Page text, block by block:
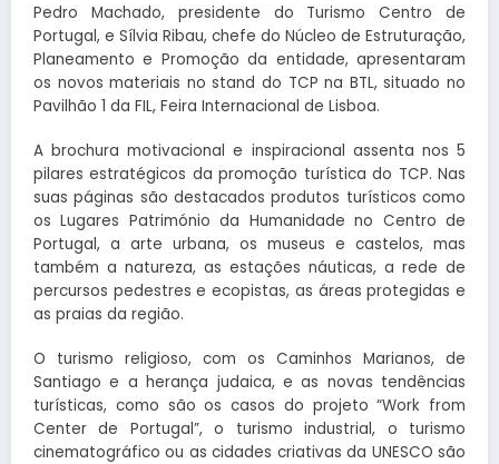
Pedro Machado, presidente do Turismo Centro de
Portugal, e Sílvia Ribau, chefe do Núcleo de Estruturação,
Planeamento e Promoção da entidade, apresentaram
os novos materiais no stand do TCP na BTL, situado no
Pavilhão 1 da FIL, Feira Internacional de Lisboa.
A brochura motivacional e inspiracional assenta nos 5
pilares estratégicos da promoção turística do TCP. Nas
suas páginas são destacados produtos turísticos como
os Lugares Património da Humanidade no Centro de
Portugal, a arte urbana, os museus e castelos, mas
também a natureza, as estações náuticas, a rede de
percursos pedestres e ecopistas, as áreas protegidas e
as praias da região.
O turismo religioso, com os Caminhos Marianos, de
Santiago e a herança judaica, e as novas tendências
turísticas, como são os casos do projeto “Work from
Center de Portugal”, o turismo industrial, o turismo
cinematográfico ou as cidades criativas da UNESCO são